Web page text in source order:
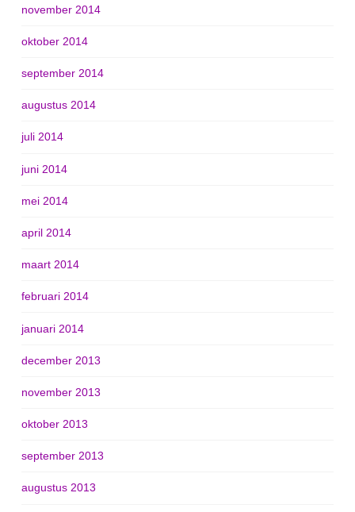
november 2014
oktober 2014
september 2014
augustus 2014
juli 2014
juni 2014
mei 2014
april 2014
maart 2014
februari 2014
januari 2014
december 2013
november 2013
oktober 2013
september 2013
augustus 2013